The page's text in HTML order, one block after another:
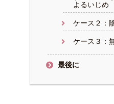
よるいじめ
ケース２：
ケース３：
最後に